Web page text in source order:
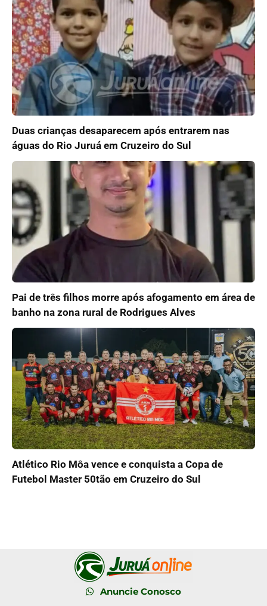
Duas crianças desaparecem após entrarem nas
águas do Rio Juruá em Cruzeiro do Sul
Pai de três filhos morre após afogamento em área de
banho na zona rural de Rodrigues Alves
Atlético Rio Môa vence e conquista a Copa de
Futebol Master 50tão em Cruzeiro do Sul
Anuncie Conosco